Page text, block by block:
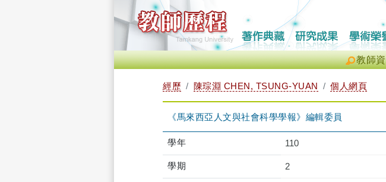
教師
經歷 陳琮淵 CHEN, TSUNG-YUAN 個人網頁
《馬來西亞人文與社會科學學報》編輯委員
學年 110
學期 2